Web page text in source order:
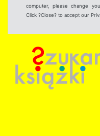
computer, please change
Click ?Close? to accept our